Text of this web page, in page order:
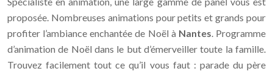
proposée. Nombreuses animations pour petits et grands pour
profiter l’ambiance enchantée de Noël à Nantes. Programme
d’animation de Noël dans le but d’émerveiller toute la famille.
Trouvez facilement tout ce qu’il vous faut : parade du père